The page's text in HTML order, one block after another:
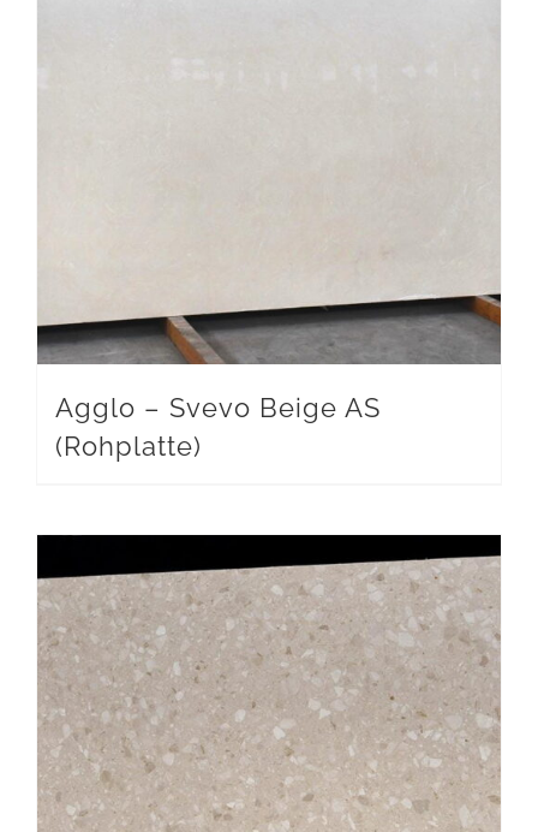
Agglo – Svevo Beige AS
(Rohplatte)